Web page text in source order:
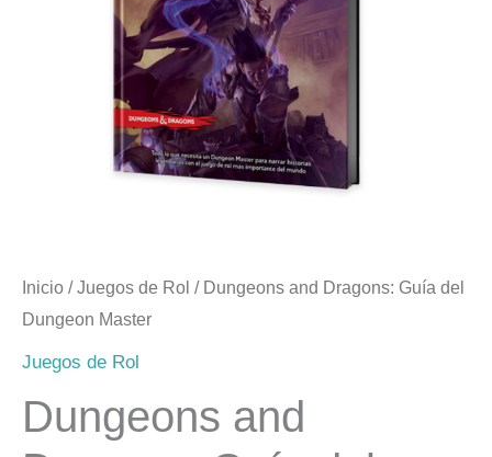
Inicio /Juegos de Rol / Dungeons and Dragons: Guía del
Dungeon Master
Juegos de Rol
Dungeons and